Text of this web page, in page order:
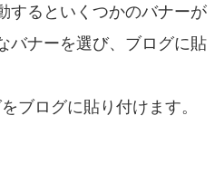
するといくつかのバナーが
バナーを選び、ブログに貼
ブログに貼り付けます。